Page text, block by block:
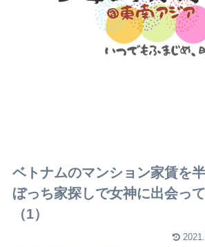
ベトナムのマンション家賃を半
ぼっち家探しで女神に出会って
（1）